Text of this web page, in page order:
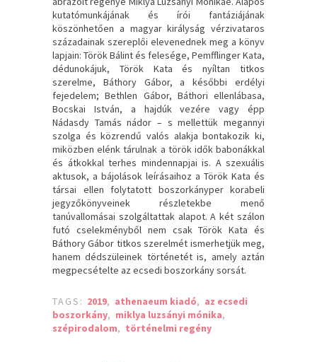
kutatómunkájának és írói fantáziájának
köszönhetően a magyar királyság vérzivataros
századainak szereplői elevenednek meg a könyv
lapjain: Török Bálint és felesége, Pemfflinger Kata,
dédunokájuk, Török Kata és nyíltan titkos
szerelme, Báthory Gábor, a későbbi erdélyi
fejedelem; Bethlen Gábor, Báthori ellenlábasa,
Bocskai István, a hajdúk vezére vagy épp
Nádasdy Tamás nádor – s mellettük megannyi
szolga és közrendű valós alakja bontakozik ki,
miközben elénk tárulnak a török idők babonákkal
és átkokkal terhes mindennapjai is. A szexuális
aktusok, a bájolások leírásaihoz a Török Kata és
társai ellen folytatott boszorkányper korabeli
jegyzőkönyveinek részletekbe menő
tanúvallomásai szolgáltattak alapot. A két szálon
futó cselekményből nem csak Török Kata és
Báthory Gábor titkos szerelmét ismerhetjük meg,
hanem dédszüleinek történetét is, amely aztán
megpecsételte az ecsedi boszorkány sorsát.
TAGS: 2019, athenaeum kiadó, az ecsedi
boszorkány, miklya luzsányi mónika,
szépirodalom, történelmi regény